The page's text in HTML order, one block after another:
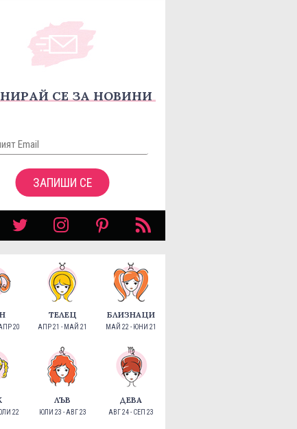
СЕ ЗА НОВИНИ
ЗАПИШИ СЕ
20
ТЕЛЕЦ
АПР 21 - МАЙ 21
БЛИЗНАЦИ
МАЙ 22 - ЮНИ 21
22
ЛЪВ
ЮЛИ 23 - АВГ 23
ДЕВА
АВГ 24 - СЕП 23